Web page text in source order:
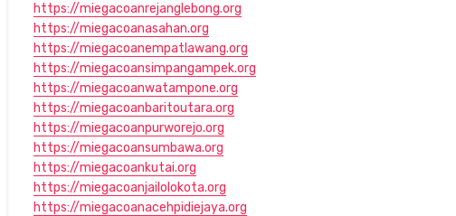
https://miegacoanrejanglebong.org
https://miegacoanasahan.org
https://miegacoanempatlawang.org
https://miegacoansimpangampek.org
https://miegacoanwatampone.org
https://miegacoanbaritoutara.org
https://miegacoanpurworejo.org
https://miegacoansumbawa.org
https://miegacoankutai.org
https://miegacoanjailolokota.org
https://miegacoanacehpidiejaya.org